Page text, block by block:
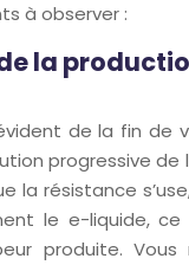
à observer :
la
de la fin de
progressive de
la résistance
le e-liquide,
produite. Vous